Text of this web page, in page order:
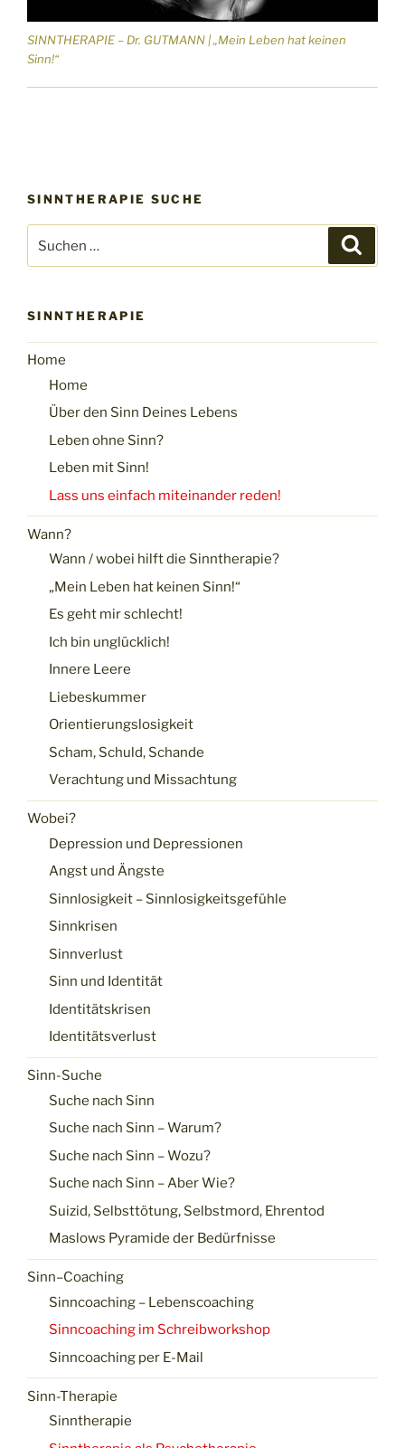
SINNTHERAPIE – Dr. GUTMANN | „Mein Leben hat keinen
Sinn!“
SINNTHERAPIE SUCHE
nach:
SINNTHERAPIE
Home
Home
Über den Sinn Deines Lebens
Leben ohne Sinn?
Leben mit Sinn!
Lass uns einfach miteinander reden!
Wann?
Wann / wobei hilft die Sinntherapie?
„Mein Leben hat keinen Sinn!“
Es geht mir schlecht!
Ich bin unglücklich!
Innere Leere
Liebeskummer
Orientierungslosigkeit
Scham, Schuld, Schande
Verachtung und Missachtung
Wobei?
Depression und Depressionen
Angst und Ängste
Sinnlosigkeit – Sinnlosigkeitsgefühle
Sinnkrisen
Sinnverlust
Sinn und Identität
Identitätskrisen
Identitätsverlust
Sinn-Suche
Suche nach Sinn
Suche nach Sinn – Warum?
Suche nach Sinn – Wozu?
Suche nach Sinn – Aber Wie?
Suizid, Selbsttötung, Selbstmord, Ehrentod
Maslows Pyramide der Bedürfnisse
Sinn–Coaching
Sinncoaching – Lebenscoaching
Sinncoaching im Schreibworkshop
Sinncoaching per E-Mail
Sinn-Therapie
Sinntherapie